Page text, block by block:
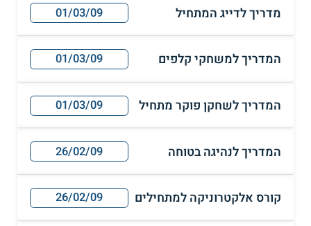
מדריך לדייג המתחיל 01/03/09
המדריך למשחקי קלפים 01/03/09
המדריך לשחקן פוקר מתחיל 01/03/09
המדריך לנהיגה בטוחה 26/02/09
קורס אלקטרוניקה למתחילים 26/02/09